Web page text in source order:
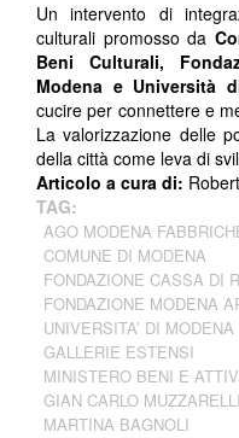
Un intervento di
culturali promosso da
Beni Culturali,
Modena e Università
cucire per connettere e
La valorizzazione delle
della città come leva di
Articolo a cura di:
TAG:
AGO MODENA
COMUNE DI MODENA
FONDAZIONE CASSA DI
FONDAZIONE MODENA
UNIVERSITA’ DI
GALLERIE ESTENSI
MINISTERO BENI E
GIAN CARLO MUZZARELLI
MARTINA BAGNOLI